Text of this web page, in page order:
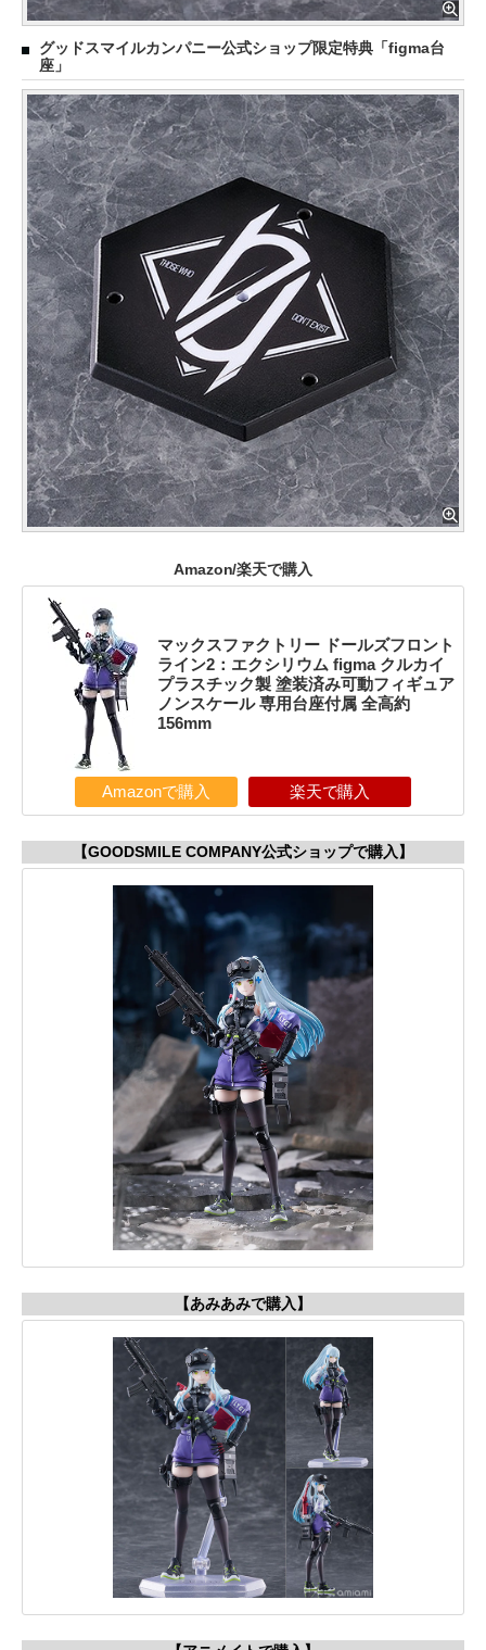
グッドスマイルカンパニー公式ショップ限定特典「figma台
座」
Amazon/楽天で購入
マックスファクトリー ドールズフロント
ライン2：エクシリウム figma クルカイ
プラスチック製 塗装済み可動フィギュア
ノンスケール 専用台座付属 全高約
156mm
Amazonで購入 楽天で購入
【GOODSMILE COMPANY公式ショップで購入】
【あみあみで購入】